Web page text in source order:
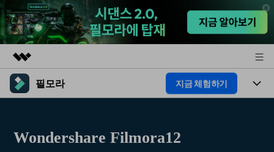
주요 제품
개요
회사 소개
필모라 지금 체험하기
플랫폼
AI
Wondershare Filmora12